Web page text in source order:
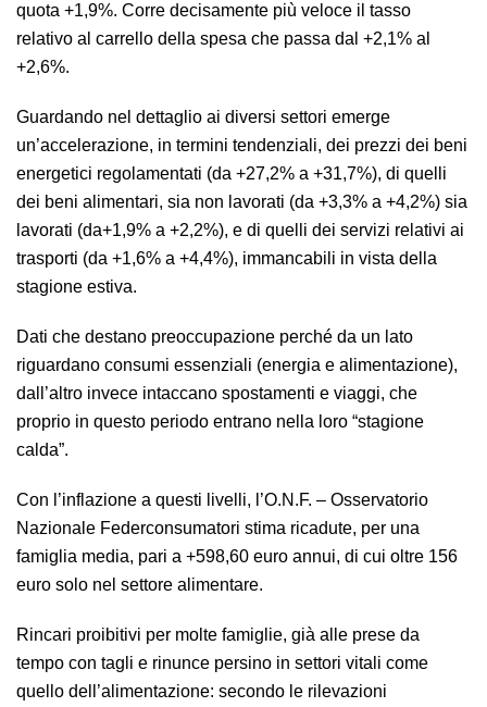
quota +1,9%. Corre decisamente più veloce il tasso
relativo al carrello della spesa che passa dal +2,1% al
+2,6%.
Guardando nel dettaglio ai diversi settori emerge
un’accelerazione, in termini tendenziali, dei prezzi dei beni
energetici regolamentati (da +27,2% a +31,7%), di quelli
dei beni alimentari, sia non lavorati (da +3,3% a +4,2%) sia
lavorati (da+1,9% a +2,2%), e di quelli dei servizi relativi ai
trasporti (da +1,6% a +4,4%), immancabili in vista della
stagione estiva.
Dati che destano preoccupazione perché da un lato
riguardano consumi essenziali (energia e alimentazione),
dall’altro invece intaccano spostamenti e viaggi, che
proprio in questo periodo entrano nella loro “stagione
calda”.
Con l’inflazione a questi livelli, l’O.N.F. – Osservatorio
Nazionale Federconsumatori stima ricadute, per una
famiglia media, pari a +598,60 euro annui, di cui oltre 156
euro solo nel settore alimentare.
Rincari proibitivi per molte famiglie, già alle prese da
tempo con tagli e rinunce persino in settori vitali come
quello dell’alimentazione: secondo le rilevazioni